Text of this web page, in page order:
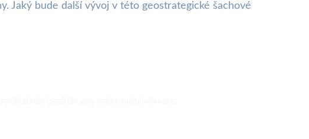
Jaký bude další vývoj v této geostrategické šachové